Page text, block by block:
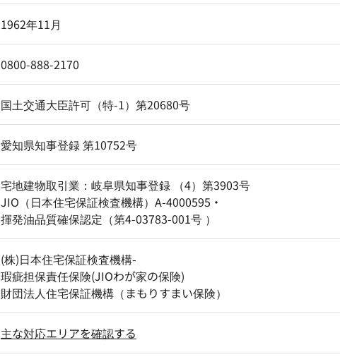
1962年11月
0800-888-2170
国土交通大臣許可（特-1）第20680号
愛知県知事登録 第10752号
宅地建物取引業：岐阜県知事登録 （4）第3903号
JIO（日本住宅保証検査機構）A-4000595・
揮発油品質確保認定（第4-03783-001号 ）
(株)日本住宅保証検査機構-
瑕疵担保責任保険(JIOわが家の保険)
財団法人住宅保証機構（まもりすまい保険）
主な対応エリアを確認する